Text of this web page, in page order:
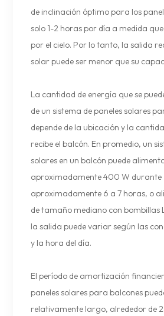
de inclinación óptimo para los
solo 1-2 horas por día a medida que
por el cielo. Por lo tanto, la salida
solar puede ser menor que su
La cantidad de energía que se
de un sistema de paneles solares
depende de la ubicación y la
recibe el balcón. En promedio, un
solares en un balcón puede
aproximadamente 400 W durante
aproximadamente 6 a 7 horas, o
de tamaño mediano con bombillas
la salida puede variar según las
y la hora del día.
El período de amortización
paneles solares para balcones
relativamente largo, alrededor de